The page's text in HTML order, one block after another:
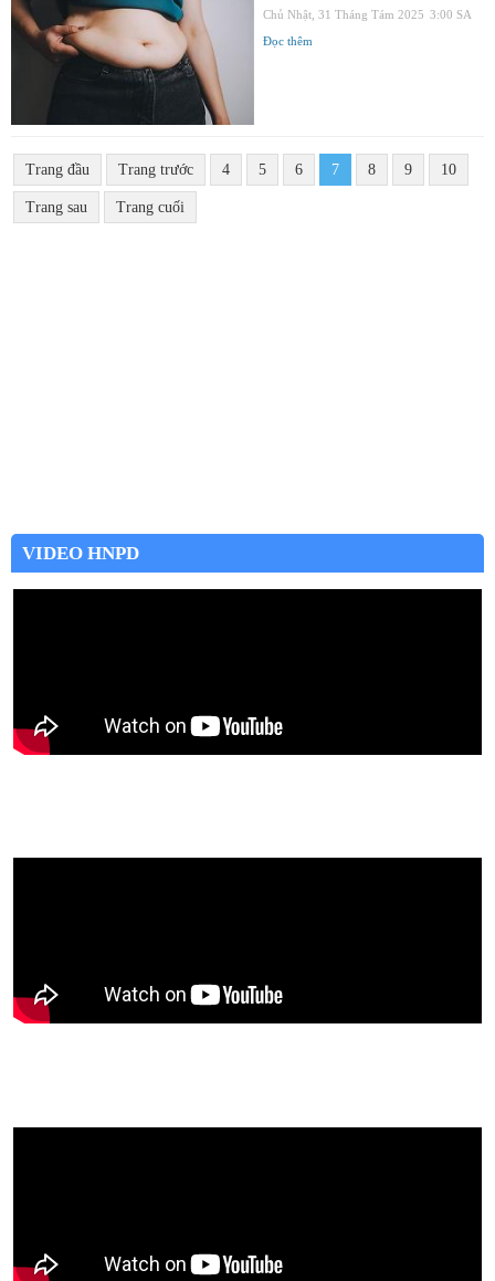
Chủ Nhật, 31 Tháng Tám 2025 3:00 SA
Đọc thêm
Trang đầu Trang trước 4 5 6 7 8 9 10
Trang sau Trang cuối
VIDEO HNPD